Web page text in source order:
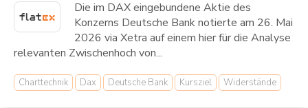
Die im DAX eingebundene Aktie des
Konzerns Deutsche Bank notierte am 26. Mai
2026 via Xetra auf einem hier für die Analyse
relevanten Zwischenhoch von...
Charttechnik Dax Deutsche Bank Kursziel Widerstände